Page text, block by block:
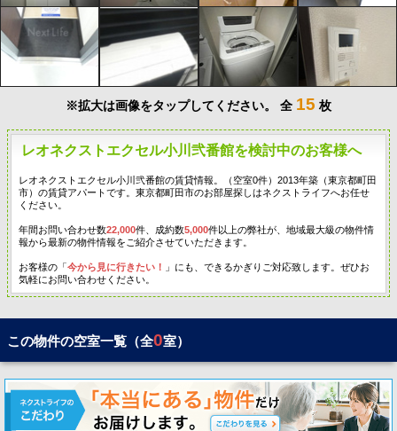
※拡大は画像をタップしてください。 全 15 枚
レオネクストエクセル小川弐番館を検討中のお客様へ
レオネクストエクセル小川弐番館の賃貸情報。（空室0件）2013年築（東京都町田
市）の賃貸アパートです。東京都町田市のお部屋探しはネクストライフへお任せ
ください。
年間お問い合わせ数22,000件、成約数5,000件以上の弊社が、地域最大級の物件情
報から最新の物件情報をご紹介させていただきます。
お客様の「今から見に行きたい！
」にも、できるかぎりご対応致します。ぜひお
気軽にお問い合わせください。
この物件の空室一覧（全0室）